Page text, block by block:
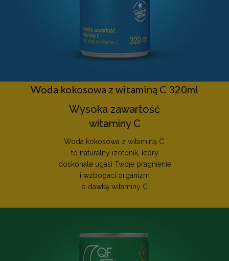
Woda kokosowa z witaminą C 320ml
Wysoka zawartość
witaminy C
Woda kokosowa z witaminą C,
to naturalny izotonik, który
doskonale ugasi Twoje pragnienie
i wzbogaci organizm
o dawkę witaminy C